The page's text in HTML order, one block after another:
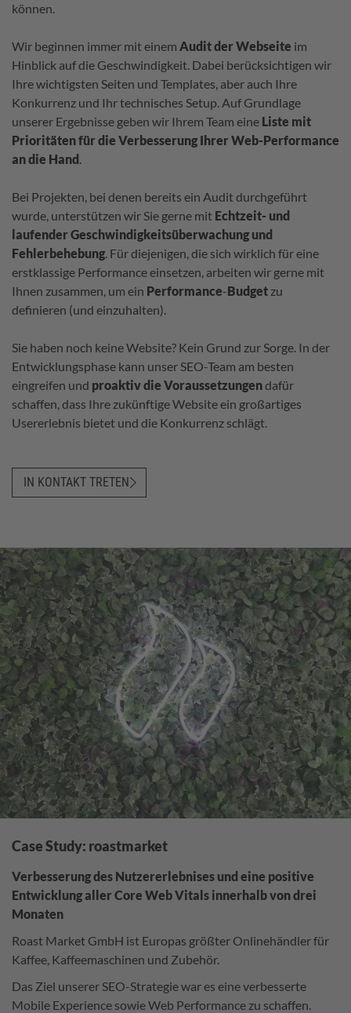
können.
Wir beginnen immer mit einem Audit der Webseite im
Hinblick auf die Geschwindigkeit. Dabei berücksichtigen wir
Ihre wichtigsten Seiten und Templates, aber auch Ihre
Konkurrenz und Ihr technisches Setup. Auf Grundlage
unserer Ergebnisse geben wir Ihrem Team eine Liste mit
Prioritäten für die Verbesserung Ihrer Web-Performance
an die Hand.
Bei Projekten, bei denen bereits ein Audit durchgeführt
wurde, unterstützen wir Sie gerne mit Echtzeit- und
laufender Geschwindigkeitsüberwachung und
Fehlerbehebung. Für diejenigen, die sich wirklich für eine
erstklassige Performance einsetzen, arbeiten wir gerne mit
Ihnen zusammen, um ein Performance-Budget zu
definieren (und einzuhalten).
Sie haben noch keine Website? Kein Grund zur Sorge. In der
Entwicklungsphase kann unser SEO-Team am besten
eingreifen und proaktivdie Voraussetzungendafür
schaffen, dass Ihre zukünftige Website ein großartiges
Usererlebnis bietet und die Konkurrenz schlägt.
IN KONTAKT TRETEN
Case Study: roastmarket
Verbesserung des Nutzererlebnises und eine positive
Entwicklung aller Core Web Vitals innerhalb von drei
Monaten
Roast Market GmbH ist Europas größter Onlinehändler für
Kaffee, Kaffeemaschinen und Zubehör.
Das Ziel unserer SEO-Strategie war es eine verbesserte
Mobile Experience sowie Web Performance zu schaffen.